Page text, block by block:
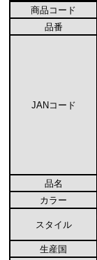
商品コード
品番
JANコード
品名
カラー
スタイル
生産国